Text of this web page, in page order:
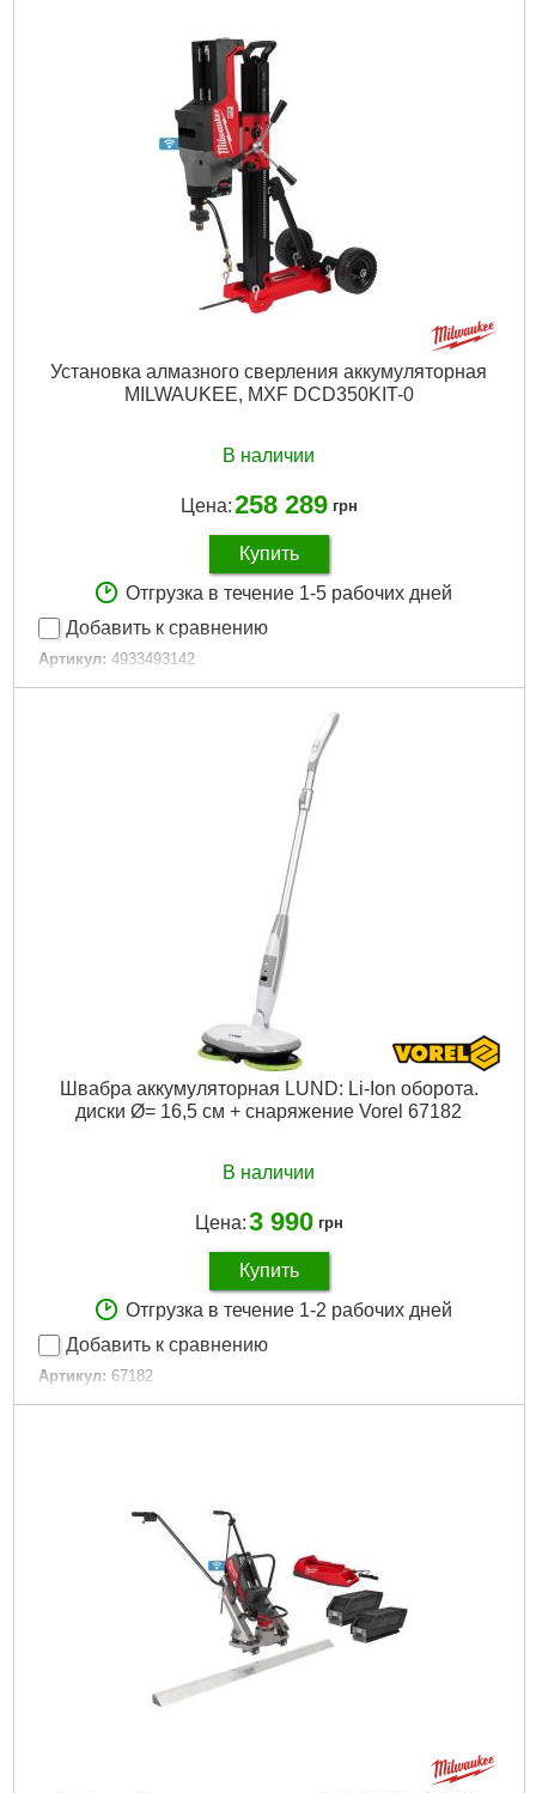
Подробнее...
Установка алмазного сверления аккумуляторная
MILWAUKEE, MXF DCD350KIT-0
В наличии
Цена:258 289 грн
Купить
Отгрузка в течение 1-5 рабочих дней
Добавить к сравнению
Артикул: 4933493142
Код товара: 29.49.83
Подробнее...
Швабра аккумуляторная LUND: Li-Ion оборота.
диски Ø= 16,5 см + снаряжение Vorel 67182
В наличии
Цена:3 990 грн
Купить
Отгрузка в течение 1-2 рабочих дней
Добавить к сравнению
Артикул: 67182
Код товара: 25.58.07